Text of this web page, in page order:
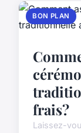
BON PLAN
frais?
Laissez-